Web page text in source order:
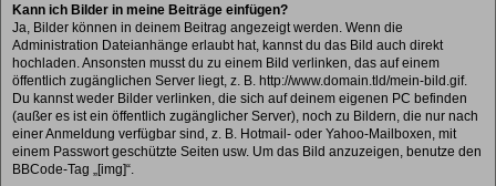
Kann ich Bilder in meine Beiträge einfügen?
Ja, Bilder können in deinem Beitrag angezeigt werden. Wenn die
Administration Dateianhänge erlaubt hat, kannst du das Bild auch direkt
hochladen. Ansonsten musst du zu einem Bild verlinken, das auf einem
öffentlich zugänglichen Server liegt, z. B. http://www.domain.tld/mein-bild.gif.
Du kannst weder Bilder verlinken, die sich auf deinem eigenen PC befinden
(außer es ist ein öffentlich zugänglicher Server), noch zu Bildern, die nur nach
einer Anmeldung verfügbar sind, z. B. Hotmail- oder Yahoo-Mailboxen, mit
einem Passwort geschützte Seiten usw. Um das Bild anzuzeigen, benutze den
BBCode-Tag „[img]“.